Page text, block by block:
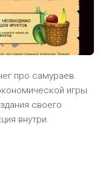
про самураев.
игры
своего
внутри.